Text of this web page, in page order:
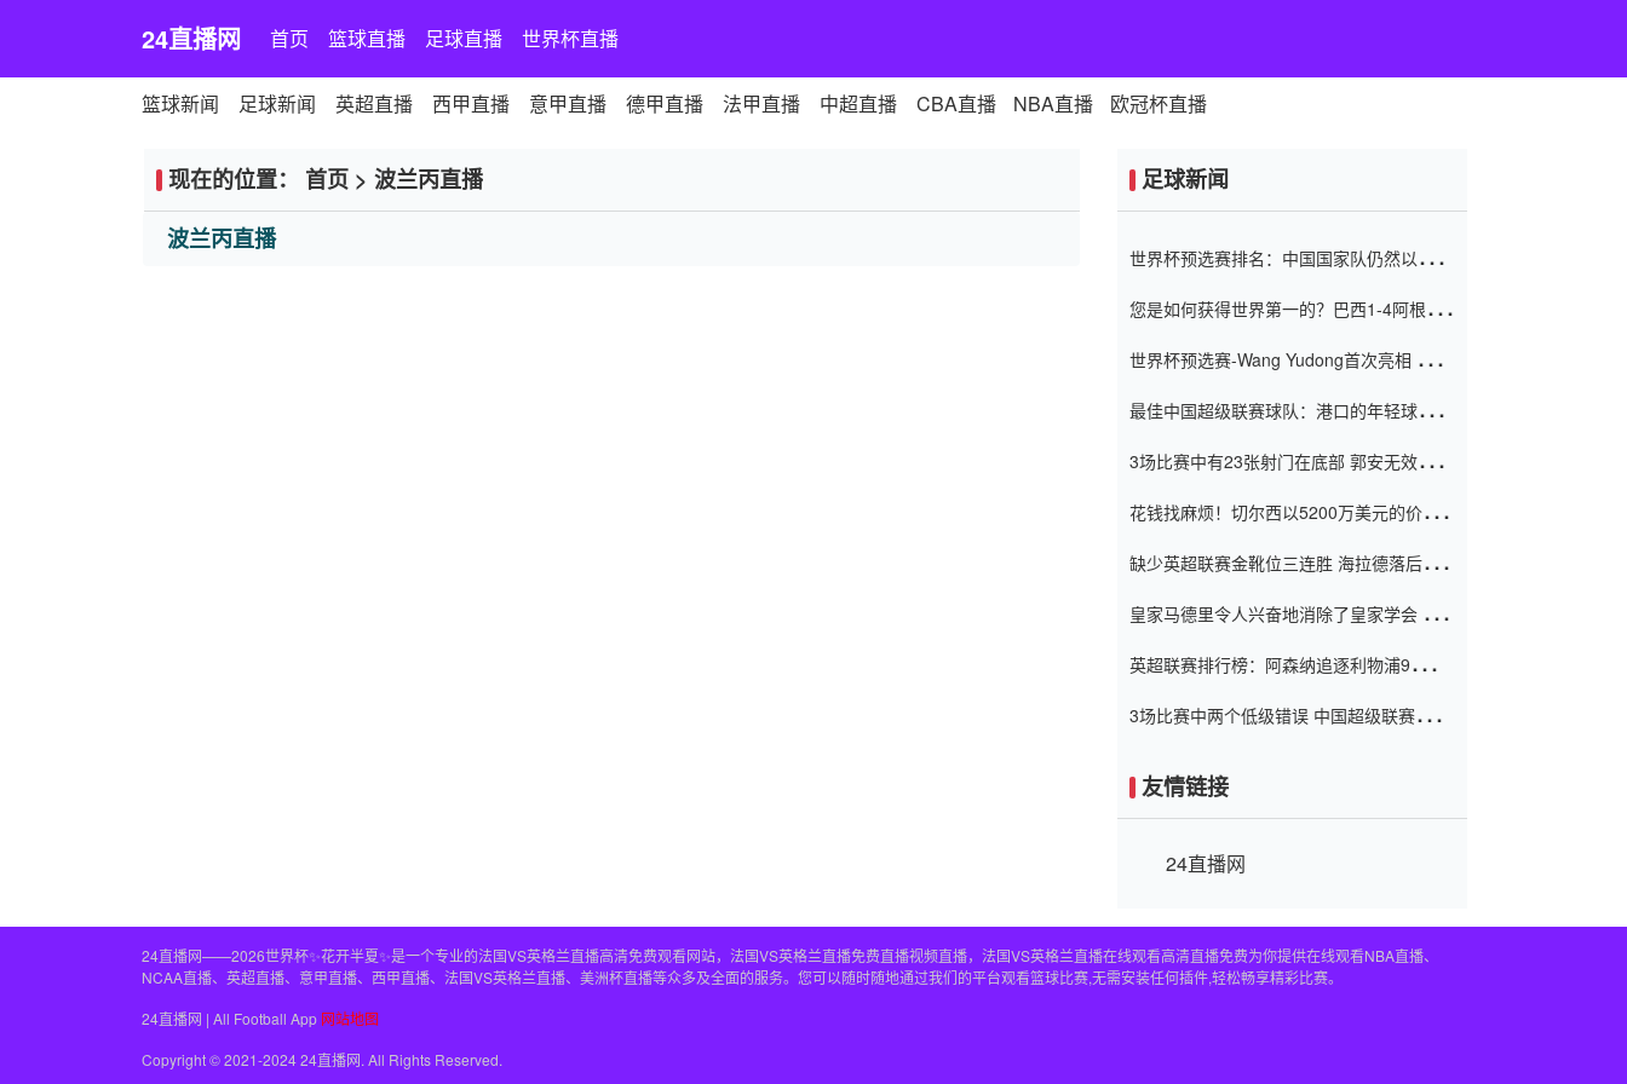
24直播网 首页 篮球直播 足球直播 世界杯直播
篮球新闻 足球新闻 英超直播 西甲直播 意甲直播 德甲直播 法甲直播 中超直播 CBA直播 NBA直播 欧冠杯直播
现在的位置： 首页 > 波兰丙直播
波兰丙直播
足球新闻
世界杯预选赛排名：中国国家队仍然以6分
您是如何获得世界第一的？巴西1-4阿根
世界杯预选赛-Wang Yudong首次亮相 中国
最佳中国超级联赛球队：港口的年轻球员在
（Taishan）
3场比赛中有23张射门在底部 郭安无效传球
花钱找麻烦！切尔西以5200万美元的价格
窗口
缺少英超联赛金靴位三连胜 海拉德落后6球
皇家马德里令人兴奋地消除了皇家学会 安
英超联赛排行榜：阿森纳追逐利物浦9分 曼
3场比赛中两个低级错误 中国超级联赛的前
友情链接
24直播网
24直播网——2026世界杯✨花开半夏✨是一个专业的法国VS英格兰直播高清免费观看网站，法国VS英格兰直播免费直播视频直播，法国VS英格兰直播在线观看高清直播免费为你提供在线观看NBA直播、
NCAA直播、英超直播、意甲直播、西甲直播、法国VS英格兰直播、美洲杯直播等众多及全面的服务。您可以随时随地通过我们的平台观看篮球比赛,无需安装任何插件,轻松畅享精彩比赛。
24直播网 | All Football App 网站地图
Copyright © 2021-2024 24直播网. All Rights Reserved.